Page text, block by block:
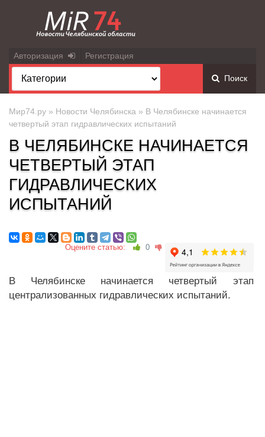
Авторизация Регистрация
Поиск
Мир74.ру » Новости Челябинска » В Челябинске начинается
четвертый этап гидравлических испытаний
В ЧЕЛЯБИНСКЕ НАЧИНАЕТСЯ
ЧЕТВЕРТЫЙ ЭТАП
ГИДРАВЛИЧЕСКИХ
ИСПЫТАНИЙ
Оцените статью: 0
В Челябинске начинается четвертый этап
централизованных гидравлических испытаний.